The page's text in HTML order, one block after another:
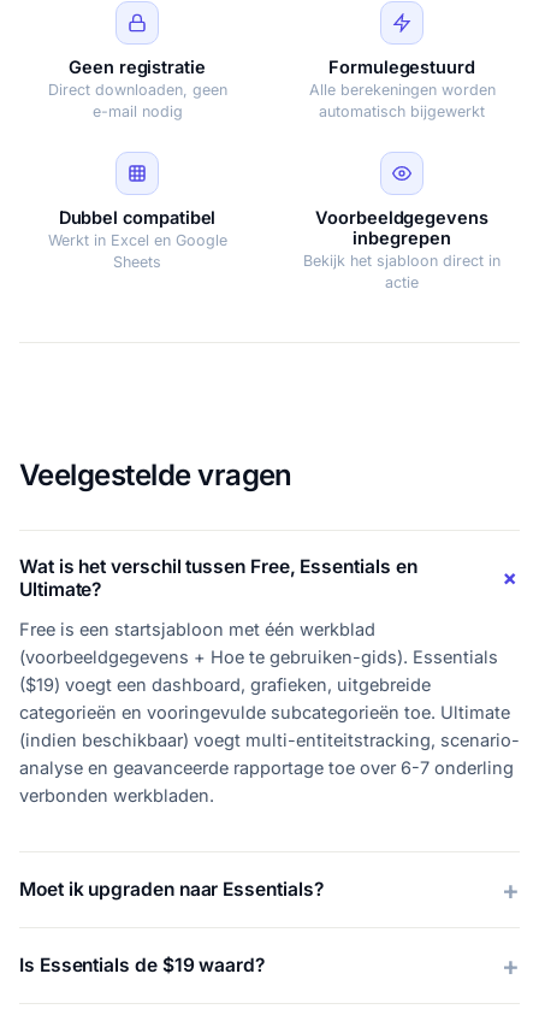
Geen registratie
Direct downloaden, geen
e-mail nodig
Formulegestuurd
Alle berekeningen worden
automatisch bijgewerkt
Dubbel compatibel
Werkt in Excel en Google
Sheets
Voorbeeldgegevens
inbegrepen
Bekijk het sjabloon direct in
actie
Veelgestelde vragen
Wat is het verschil tussen Free, Essentials en
Ultimate?
Free is een startsjabloon met één werkblad
(voorbeeldgegevens + Hoe te gebruiken-gids). Essentials
($19) voegt een dashboard, grafieken, uitgebreide
categorieën en vooringevulde subcategorieën toe. Ultimate
(indien beschikbaar) voegt multi-entiteitstracking, scenario-
analyse en geavanceerde rapportage toe over 6-7 onderling
verbonden werkbladen.
Moet ik upgraden naar Essentials?
Is Essentials de $19 waard?